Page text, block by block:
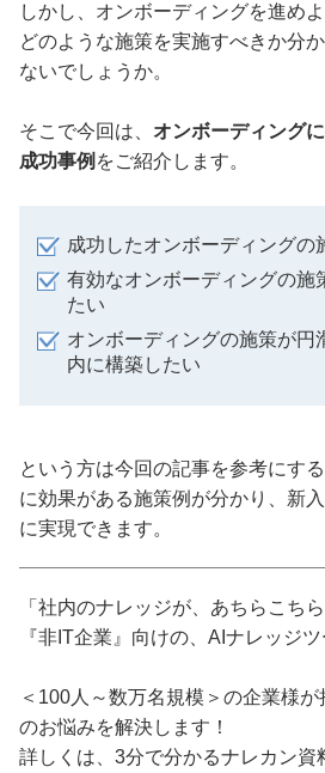
しかし、オンボーディングを進め
どのような施策を実施すべきか分
ないでしょうか。
そこで今回は、 オンボーディング
成功事例 をご紹介します。
成功したオンボーディングの
有効なオンボーディングの施
たい
オンボーディングの施策が円
内に構築したい
という方は今回の記事を参考にす
に効果がある施策例が分かり、新
に実現できます。
「社内のナレッジが、あちらこち
『非IT企業』向けの、AIナレッジツ
＜100人～数万名規模＞の企業様
のお悩みを解決します！
詳しくは、3分で分かるナレカン資